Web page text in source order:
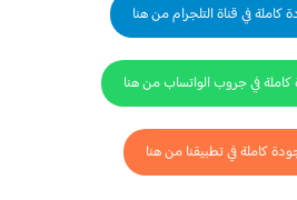
كاملة في قناة التلجرام من هنا
كاملة في جروب الواتساب من هنا
كاملة في تطبيقنا من هنا